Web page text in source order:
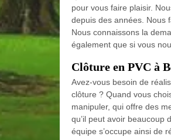
pour vous faire plaisir.
depuis des années. Nous
Nous connaissons la
également que si vous
Clôture en PVC à
Avez-vous besoin de
clôture ? Quand vous
manipuler, qui offre des
qu’il peut avoir beaucoup
équipe s’occupe ainsi de